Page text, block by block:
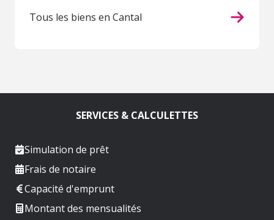
Tous les biens en Cantal
SERVICES & CALCULETTES
Simulation de prêt
Frais de notaire
Capacité d'emprunt
Montant des mensualités